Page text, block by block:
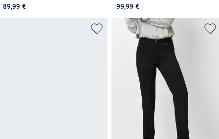
89,99 €
99,99 €